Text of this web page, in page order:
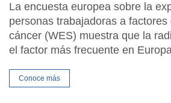
La encuesta europea sobre la
personas trabajadoras a factores
cáncer (WES) muestra que la
el factor más frecuente en
Conoce más